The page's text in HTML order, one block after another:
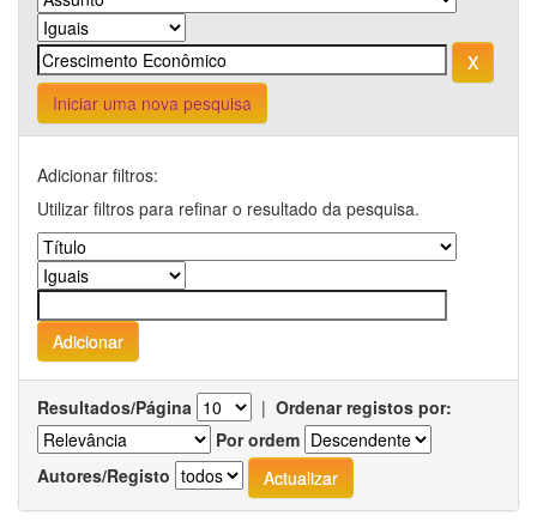
Iniciar uma nova pesquisa
Adicionar filtros:
Utilizar filtros para refinar o resultado da pesquisa.
Resultados/Página | Ordenar registos por:
Por ordem
Autores/Registo